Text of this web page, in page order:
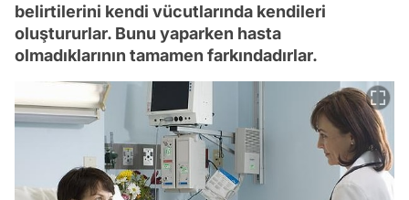
belirtilerini kendi vücutlarında kendileri
oluştururlar. Bunu yaparken hasta
olmadıklarının tamamen farkındadırlar.